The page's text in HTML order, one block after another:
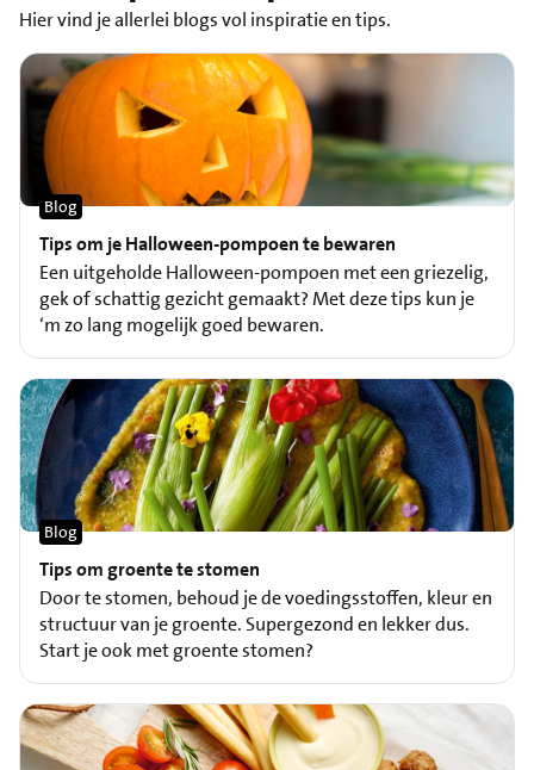
Hier vind je allerlei blogs vol inspiratie en tips.
Tips om je Halloween-pompoen te bewaren
Blog
Een uitgeholde Halloween-pompoen met een griezelig,
gek of schattig gezicht gemaakt? Met deze tips kun je
‘m zo lang mogelijk goed bewaren.
Tips om groente te stomen
Blog
Door te stomen, behoud je de voedingsstoffen, kleur en
structuur van je groente. Supergezond en lekker dus.
Start je ook met groente stomen?